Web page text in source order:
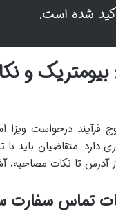
شده است.
بیومتریک و
فرآیند درخواست
دارد. متقاضیان باید
آدرس تا نکات مصاحبه،
تماس سفارت